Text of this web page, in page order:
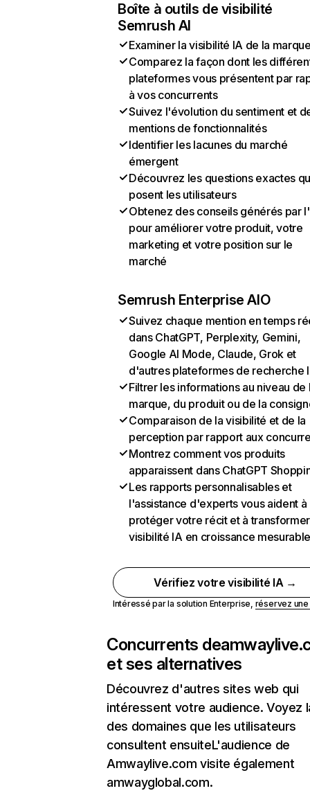
Boîte à outils de visibilité
Semrush AI
Examiner la visibilité IA de la
Comparez la façon dont les
plateformes vous présentent par
à vos concurrents
Suivez l'évolution du sentiment et
mentions de fonctionnalités
Identifier les lacunes du marché
émergent
Découvrez les questions exactes
posent les utilisateurs
Obtenez des conseils générés par
pour améliorer votre produit, votre
marketing et votre position sur le
marché
Semrush Enterprise AIO
Suivez chaque mention en temps
dans ChatGPT, Perplexity, Gemini,
Google AI Mode, Claude, Grok et
d'autres plateformes de recherche
Filtrer les informations au niveau de
marque, du produit ou de la
Comparaison de la visibilité et de la
perception par rapport aux
Montrez comment vos produits
apparaissent dans ChatGPT
Les rapports personnalisables et
l'assistance d'experts vous aident à
protéger votre récit et à
visibilité IA en croissance
Vérifiez votre visibilité IA →
Intéressé par la solution Enterprise, réservez
Concurrents de
et ses alternatives
Découvrez d'autres sites web qui
intéressent votre audience. Voyez
des domaines que les utilisateurs
consultent ensuiteL'audience de
Amwaylive.com visite également
amwayglobal.com.